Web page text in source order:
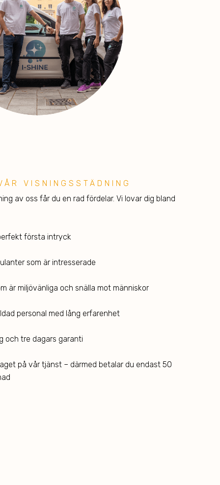
VISNINGSSTÄDNING
av oss får du en rad fördelar. Vi lovar dig bland
första intryck
som är intresserade
är miljövänliga och snälla mot människor
personal med lång erfarenhet
och tre dagars garanti
på vår tjänst – därmed betalar du endast 50